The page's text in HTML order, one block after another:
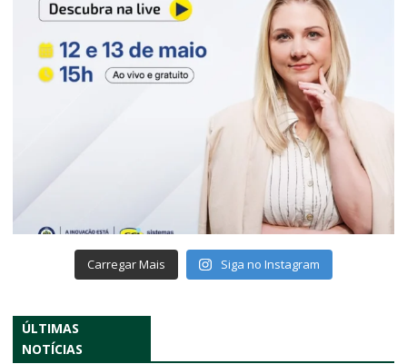
Carregar Mais Siga no Instagram
ÚLTIMAS
NOTÍCIAS